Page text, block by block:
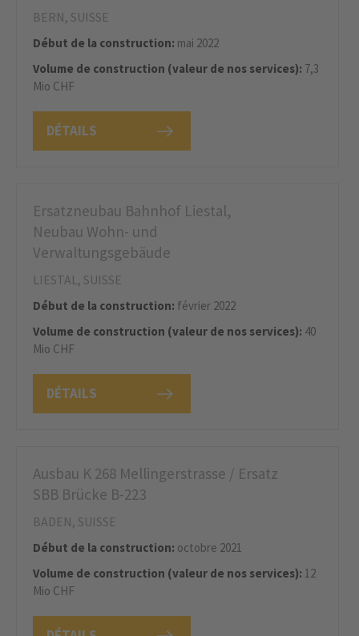
DÉTAILS
BERN, SUISSE
Début de la construction: mai 2022
Volume de construction (valeur de nos services): 7,3
Mio CHF
DÉTAILS
Ersatzneubau Bahnhof Liestal,
Neubau Wohn- und
Verwaltungsgebäude
LIESTAL, SUISSE
Début de la construction: février 2022
Volume de construction (valeur de nos services): 40
Mio CHF
Ausbau K 268 Mellingerstrasse / Ersatz
SBB Brücke B-223
BADEN, SUISSE
Début de la construction: octobre 2021
Volume de construction (valeur de nos services): 12
Mio CHF